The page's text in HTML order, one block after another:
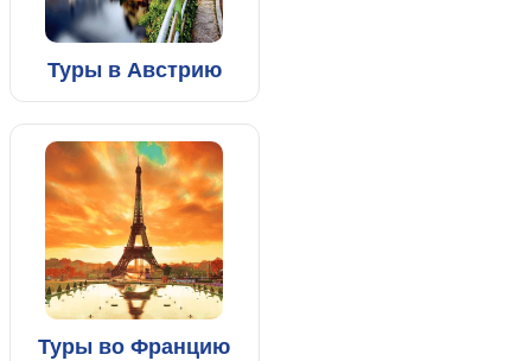
Туры в Австрию
Туры во Францию